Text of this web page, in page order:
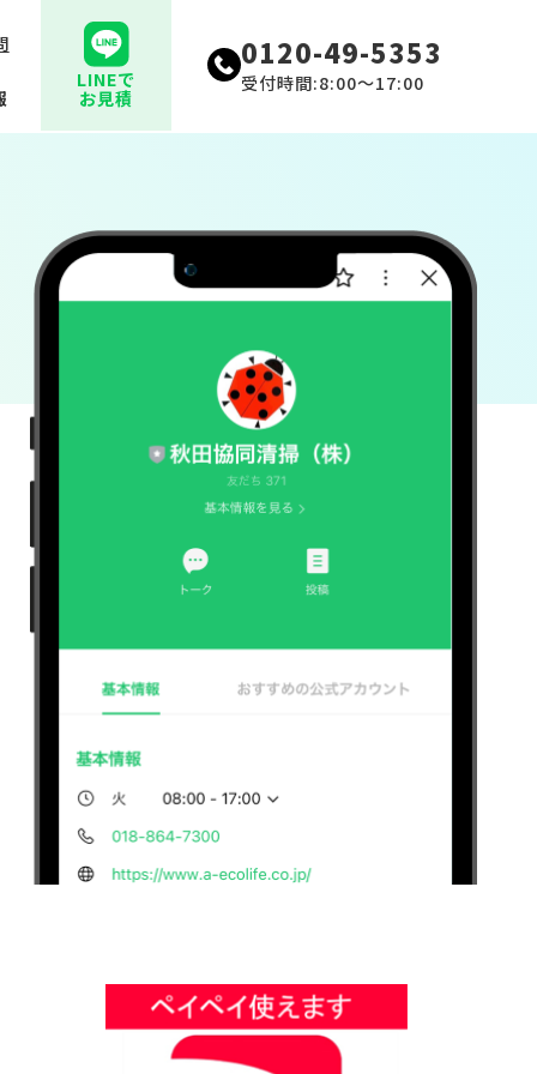
LINEで
お見積
0120-49-5353
受付時間:8:00〜17:00